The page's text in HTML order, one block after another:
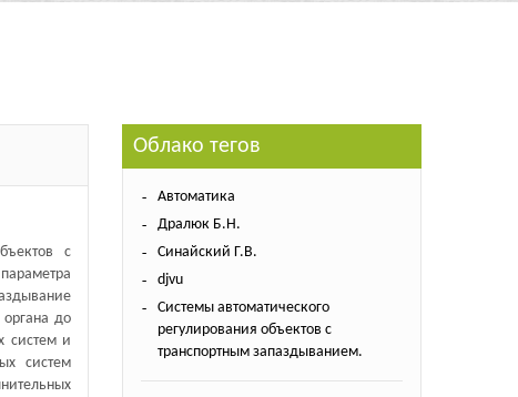
с
органа до
систем и
систем
Облако тегов
Автоматика
Дралюк Б.Н.
Синайский Г.В.
djvu
Системы автоматического
регулирования объектов с
транспортным запаздыванием.